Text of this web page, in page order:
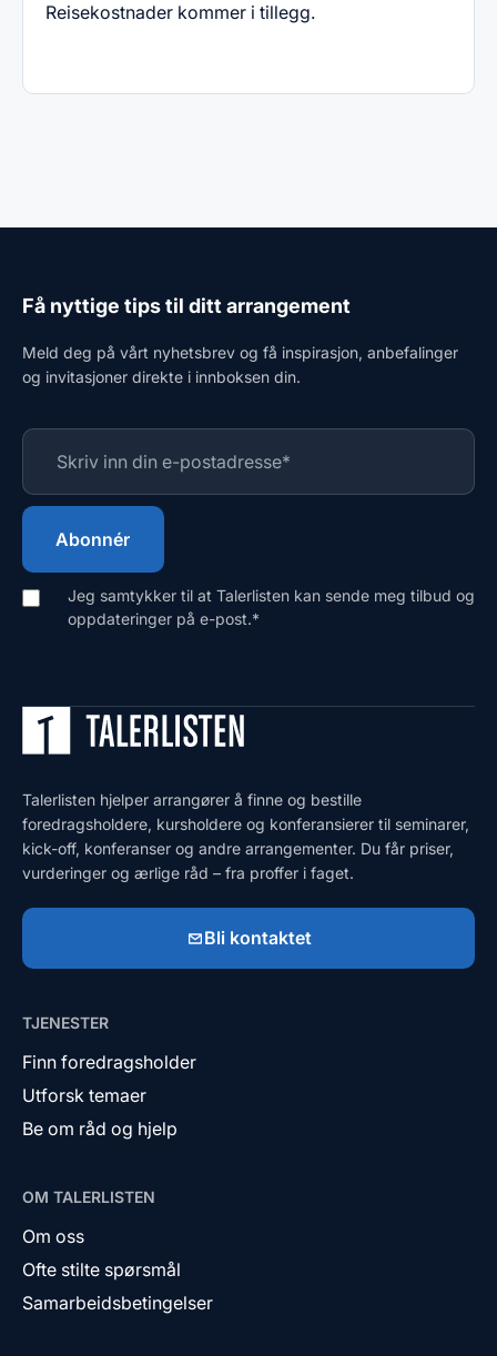
Reisekostnader kommer i tillegg.
Få nyttige tips til ditt arrangement
Meld deg på vårt nyhetsbrev og få inspirasjon, anbefalinger
og invitasjoner direkte i innboksen din.
Jeg samtykker til at Talerlisten kan sende meg tilbud og
oppdateringer på e-post.*
Talerlisten hjelper arrangører å finne og bestille
foredragsholdere, kursholdere og konferansierer til seminarer,
kick-off, konferanser og andre arrangementer. Du får priser,
vurderinger og ærlige råd – fra proffer i faget.
Bli kontaktet
TJENESTER
Finn foredragsholder
Utforsk temaer
Be om råd og hjelp
OM TALERLISTEN
Om oss
Ofte stilte spørsmål
Samarbeidsbetingelser